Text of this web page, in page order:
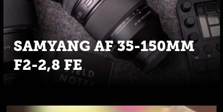
SAMYANG AF 35-150MM
F2-2,8 FE